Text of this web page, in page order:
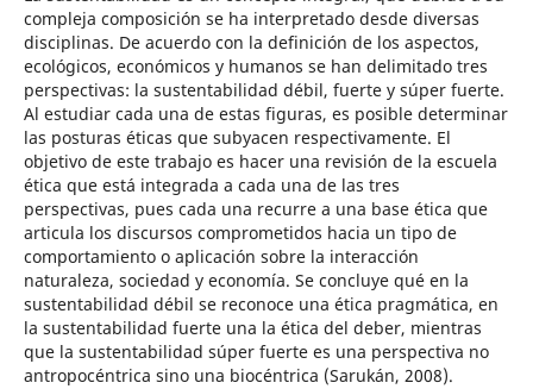
compleja composición se ha interpretado desde diversas
disciplinas. De acuerdo con la definición de los aspectos,
ecológicos, económicos y humanos se han delimitado tres
perspectivas: la sustentabilidad débil, fuerte y súper fuerte.
Al estudiar cada una de estas figuras, es posible determinar
las posturas éticas que subyacen respectivamente. El
objetivo de este trabajo es hacer una revisión de la escuela
ética que está integrada a cada una de las tres
perspectivas, pues cada una recurre a una base ética que
articula los discursos comprometidos hacia un tipo de
comportamiento o aplicación sobre la interacción
naturaleza, sociedad y economía. Se concluye qué en la
sustentabilidad débil se reconoce una ética pragmática, en
la sustentabilidad fuerte una la ética del deber, mientras
que la sustentabilidad súper fuerte es una perspectiva no
antropocéntrica sino una biocéntrica (Sarukán, 2008).